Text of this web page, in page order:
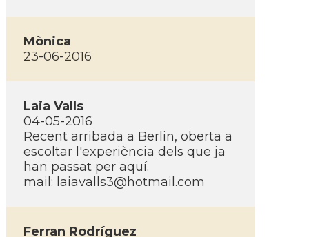
Mònica
23-06-2016
Laia Valls
04-05-2016
Recent arribada a Berlin, oberta a
escoltar l'experiència dels que ja
han passat per aquí­.
mail: laiavalls3@hotmail.com
Ferran Rodrí­guez